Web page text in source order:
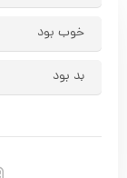
خوب بود
بد بود